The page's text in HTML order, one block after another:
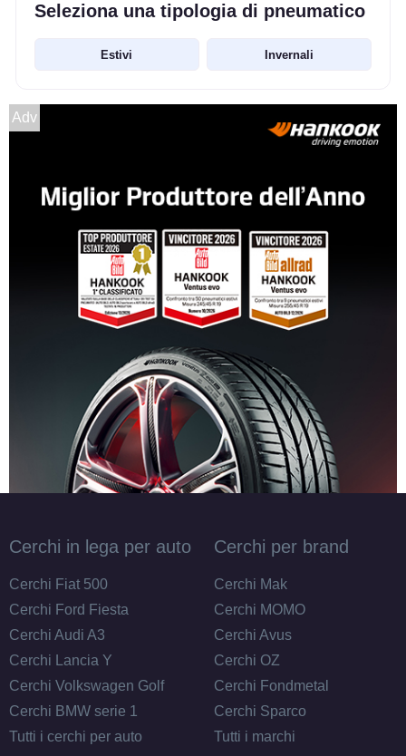
Seleziona una tipologia di pneumatico
Estivi Invernali
Adv
Cerchi in lega per auto
Cerchi Fiat 500
Cerchi Ford Fiesta
Cerchi Audi A3
Cerchi Lancia Y
Cerchi Volkswagen Golf
Cerchi BMW serie 1
Tutti i cerchi per auto
Cerchi per brand
Cerchi Mak
Cerchi MOMO
Cerchi Avus
Cerchi OZ
Cerchi Fondmetal
Cerchi Sparco
Tutti i marchi